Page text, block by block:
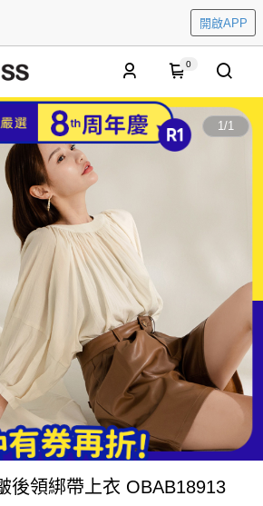
開啟APP
0
1/1
後領綁帶上衣 OBAB18913